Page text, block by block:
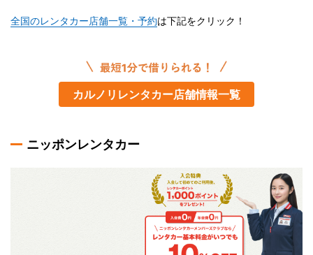
全国のレンタカー店舗一覧・予約は下記をクリック！
カルノリレンタカー店舗情報一覧
ニッポンレンタカー